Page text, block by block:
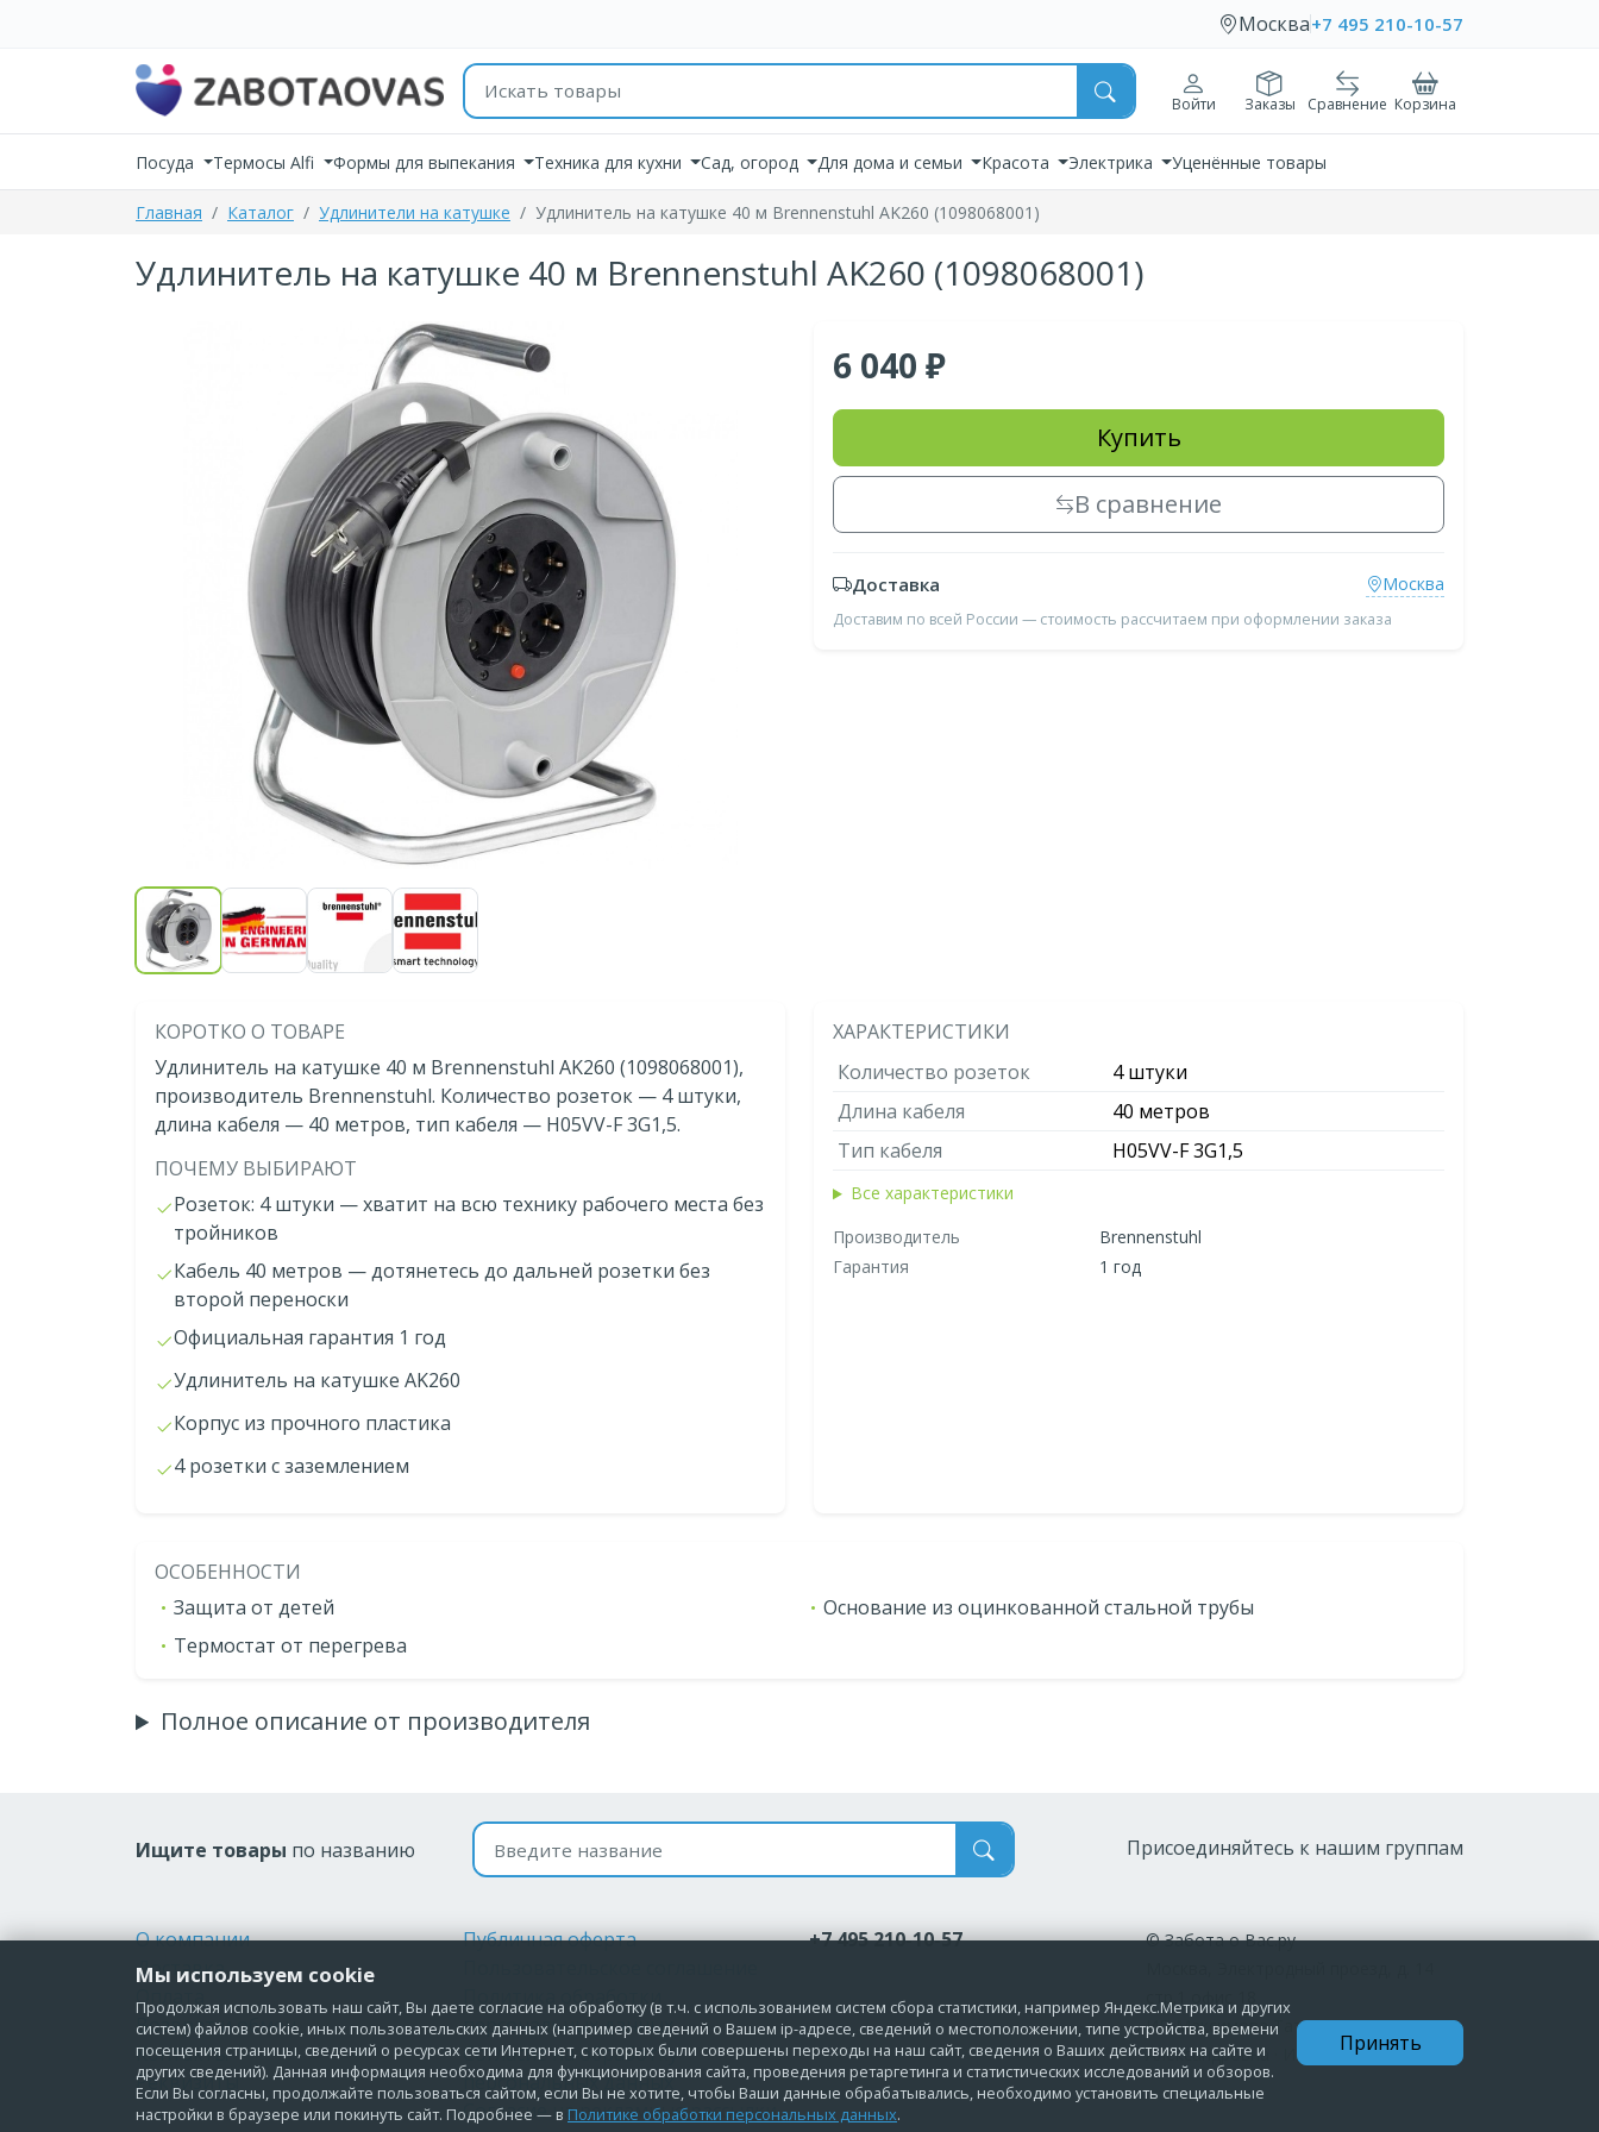
Москва+7 495 210-10-57
Поиск товаров
Войти Заказы Сравнение Корзина
Посуда Термосы Alfi Формы для выпекания Техника для кухни Сад, огород Для дома и семьи Красота Электрика Уценённые товары
Главная Каталог Удлинители на катушке Удлинитель на катушке 40 м Brennenstuhl AK260 (1098068001)
Удлинитель на катушке 40 м Brennenstuhl AK260 (1098068001)
6 040
Купить
В сравнение
Доставка Москва
Доставим по всей России — стоимость рассчитаем при оформлении заказа
КОРОТКО О ТОВАРЕ
Удлинитель на катушке 40 м Brennenstuhl AK260 (1098068001),
производитель Brennenstuhl. Количество розеток — 4 штуки,
длина кабеля — 40 метров, тип кабеля — H05VV-F 3G1,5.
ПОЧЕМУ ВЫБИРАЮТ
Розеток: 4 штуки — хватит на всю технику рабочего места без
тройников
Кабель 40 метров — дотянетесь до дальней розетки без
второй переноски
Официальная гарантия 1 год
Удлинитель на катушке AK260
Корпус из прочного пластика
4 розетки с заземлением
ХАРАКТЕРИСТИКИ
Количество розеток
4 штуки
Длина кабеля
40 метров
Тип кабеля
H05VV-F 3G1,5
Все характеристики
Производитель
Brennenstuhl
Гарантия
1 год
ОСОБЕННОСТИ
Защита от детей
Основание из оцинкованной стальной трубы
Термостат от перегрева
Полное описание от производителя
Ищите товары по названию Поиск по названию Присоединяйтесь к нашим группам
О компании
Доставка
Оплата
Возврат и обмен
Контакты
Реквизиты
Публичная оферта
Политика обработки
персональных данных
Согласие на обработку
персональных данных
Согласие на рекламные рассылки
+7 495 210-10-57
© Забота о Вас.ру
стр.1 офис 18
ИП Максимова Татьяна
Александровна · ИНН 772006379720
Мы используем cookie
Продолжая использовать наш сайт, Вы даете согласие на обработку (в т.ч. с использованием систем сбора статистики, например Яндекс.Метрика и других
систем) файлов cookie, иных пользовательских данных (например сведений о Вашем ip-адресе, сведений о местоположении, типе устройства, времени
посещения страницы, сведений о ресурсах сети Интернет, с которых были совершены переходы на наш сайт, сведения о Ваших действиях на сайте и
других сведений). Данная информация необходима для функционирования сайта, проведения ретаргетинга и статистических исследований и обзоров.
Если Вы согласны, продолжайте пользоваться сайтом, если Вы не хотите, чтобы Ваши данные обрабатывались, необходимо установить специальные
настройки в браузере или покинуть сайт. Подробнее — в Политике обработки персональных данных.
Принять